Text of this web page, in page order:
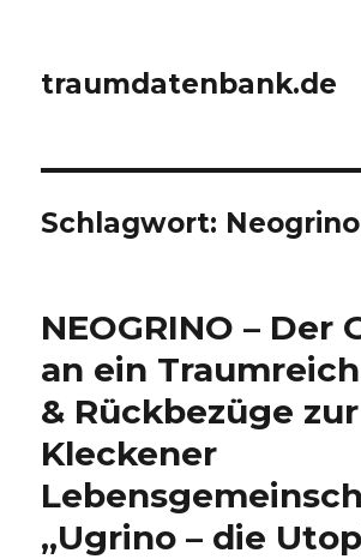
traumdatenbank.de
Schlagwort: Neogrino
NEOGRINO – Der
an ein
& Rückbezüge zur
Kleckener
„Ugrino – die